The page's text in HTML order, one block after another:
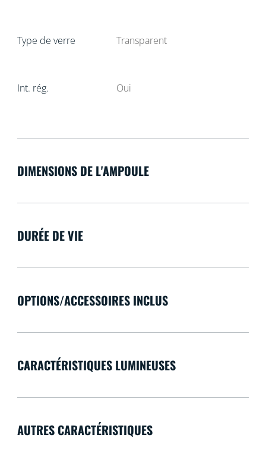
Type de verre Transparent
Int. rég. Oui
DIMENSIONS DE L'AMPOULE
DURÉE DE VIE
OPTIONS/ACCESSOIRES INCLUS
CARACTÉRISTIQUES LUMINEUSES
AUTRES CARACTÉRISTIQUES